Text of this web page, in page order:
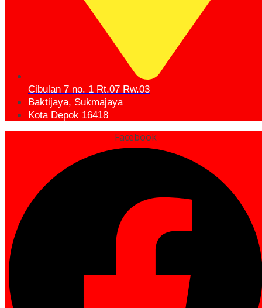
Cibulan 7 no. 1 Rt.07 Rw.03
Baktijaya, Sukmajaya
Kota Depok 16418
Facebook